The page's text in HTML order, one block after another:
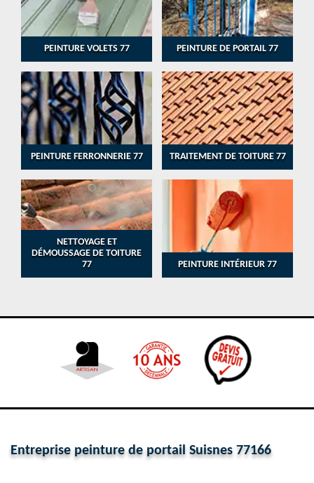
PEINTURE VOLETS 77 PEINTURE DE PORTAIL 77
PEINTURE FERRONNERIE 77 TRAITEMENT DE TOITURE 77
NETTOYAGE ET
DÉMOUSSAGE DE TOITURE
77
PEINTURE INTÉRIEUR 77
Entreprise peinture de portail Suisnes 77166